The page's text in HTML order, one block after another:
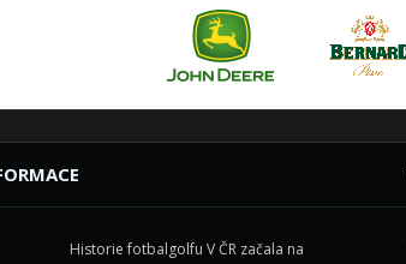
Historie fotbalgolfu V ČR začala na